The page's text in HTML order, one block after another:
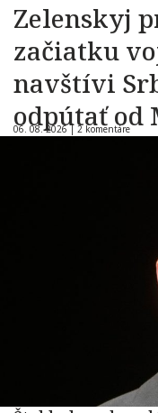
Zelenskyj
začiatku
navštívi
odpútať od
06. 08. 2026 | 2 komentáre